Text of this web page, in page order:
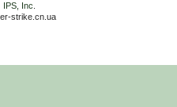
IPS, Inc
strike.cn.ua